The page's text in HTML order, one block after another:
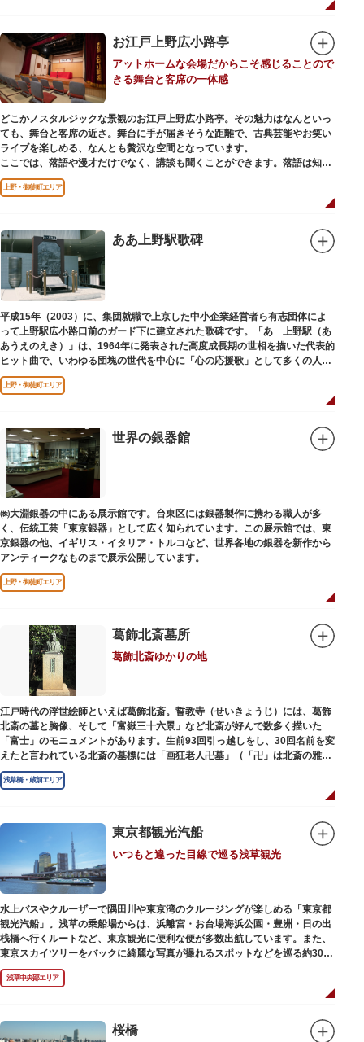
が氏子町内を渡御し、夜の宮入道中では、提灯に照らされた神輿が荘厳かつ
幻想的な光景をつくりだします。例年、数十万人の人出があり、多くの観客
で賑わう蔵前の初夏の風物詩になっています。
社務所では、社紋の七曜紋と月星紋がデザインされた御朱印帳の販売や、鳥
越祭の開催期間中は限定御朱印も頒布されます。
お江戸上野広小路亭
アットホームな会場だからこそ感じることので
きる舞台と客席の一体感
どこかノスタルジックな景観のお江戸上野広小路亭。その魅力はなんといっ
ても、舞台と客席の近さ。舞台に手が届きそうな距離で、古典芸能やお笑い
ライブを楽しめる、なんとも贅沢な空間となっています。
ここでは、落語や漫才だけでなく、講談も聞くことができます。落語は知っ
ているけど講談ってなんだろう？と思われた方も、ぜひ一度お江戸上野広小
路亭をのぞいてみませんか？
上野・御徒町エリア
ああ上野駅歌碑
平成15年（2003）に、集団就職で上京した中小企業経営者ら有志団体によ
って上野駅広小路口前のガード下に建立された歌碑です。「あゝ上野駅（あ
あうえのえき）」は、1964年に発表された高度成長期の世相を描いた代表的
ヒット曲で、いわゆる団塊の世代を中心に「心の応援歌」として多くの人々
に勇気と感動を与えました。
上野・御徒町エリア
世界の銀器館
㈱大淵銀器の中にある展示館です。台東区には銀器製作に携わる職人が多
く、伝統工芸「東京銀器」として広く知られています。この展示館では、東
京銀器の他、イギリス・イタリア・トルコなど、世界各地の銀器を新作から
アンティークなものまで展示公開しています。
上野・御徒町エリア
葛飾北斎墓所
葛飾北斎ゆかりの地
江戸時代の浮世絵師といえば葛飾北斎。誓教寺（せいきょうじ）には、葛飾
北斎の墓と胸像、そして「富嶽三十六景」など北斎が好んで数多く描いた
「富士」のモニュメントがあります。生前93回引っ越しをし、30回名前を変
えたと言われている北斎の墓標には「画狂老人卍墓」（「卍」は北斎の雅号
の一つ）とあり、辞世の句が刻まれています。毎年命日の4月18日には「北
斎忌」が開かれ、法要が営まれます。
浅草橋・蔵前エリア
東京都観光汽船
いつもと違った目線で巡る浅草観光
水上バスやクルーザーで隅田川や東京湾のクルージングが楽しめる「東京都
観光汽船」。浅草の乗船場からは、浜離宮・お台場海浜公園・豊洲・日の出
桟橋へ行くルートなど、東京観光に便利な便が多数出航しています。また、
東京スカイツリーをバックに綺麗な写真が撮れるスポットなどを巡る約30分
の「浅草周遊コース」も。初日の出やお花見、隅田川花火大会、クリスマス
などのイベント時は、いつもと違う目線から東京の景色を堪能できるイベン
や、約300人が乗船可能なアメリカンな大型船など多種多様な船体も魅力。
浅草中央部エリア
桜橋